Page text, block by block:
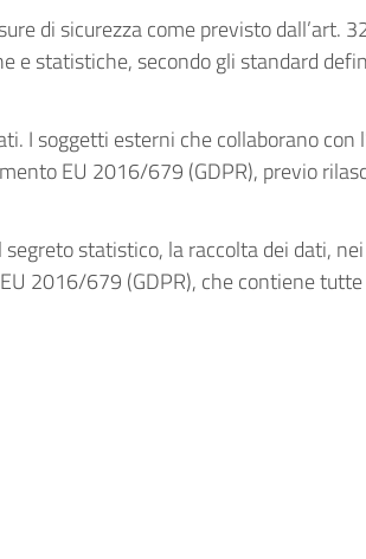
di sicurezza come previsto dall’art.
e statistiche, secondo gli standard
I soggetti esterni che collaborano con
EU 2016/679 (GDPR), previo
statistico, la raccolta dei dati,
2016/679 (GDPR), che contiene